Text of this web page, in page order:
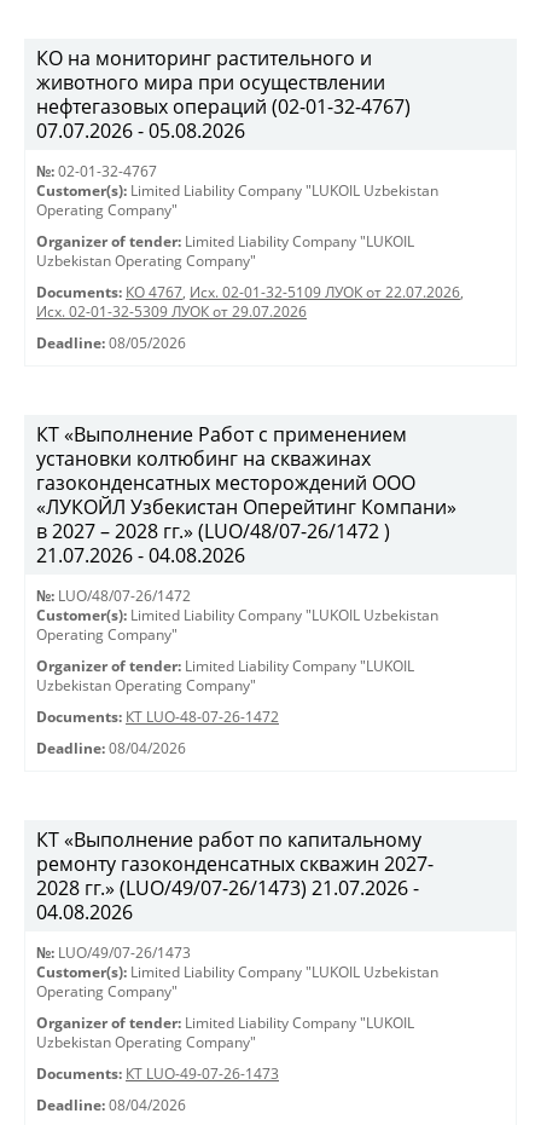
КО на мониторинг растительного и
животного мира при осуществлении
нефтегазовых операций (02-01-32-4767)
07.07.2026 - 05.08.2026
№: 02-01-32-4767
Customer(s): Limited Liability Company "LUKOIL Uzbekistan
Operating Company"
Organizer of tender: Limited Liability Company "LUKOIL
Uzbekistan Operating Company"
Documents: КО 4767, Исх. 02-01-32-5109 ЛУОК от 22.07.2026,
Исх. 02-01-32-5309 ЛУОК от 29.07.2026
Deadline: 08/05/2026
КТ «Выполнение Работ с применением
установки колтюбинг на скважинах
газоконденсатных месторождений ООО
«ЛУКОЙЛ Узбекистан Оперейтинг Компани»
в 2027 – 2028 гг.» (LUO/48/07-26/1472 )
21.07.2026 - 04.08.2026
№: LUO/48/07-26/1472
Customer(s): Limited Liability Company "LUKOIL Uzbekistan
Operating Company"
Organizer of tender: Limited Liability Company "LUKOIL
Uzbekistan Operating Company"
Documents: КТ LUO-48-07-26-1472
Deadline: 08/04/2026
КТ «Выполнение работ по капитальному
ремонту газоконденсатных скважин 2027-
2028 гг.» (LUO/49/07-26/1473) 21.07.2026 -
04.08.2026
№: LUO/49/07-26/1473
Customer(s): Limited Liability Company "LUKOIL Uzbekistan
Operating Company"
Organizer of tender: Limited Liability Company "LUKOIL
Uzbekistan Operating Company"
Documents: КТ LUO-49-07-26-1473
Deadline: 08/04/2026